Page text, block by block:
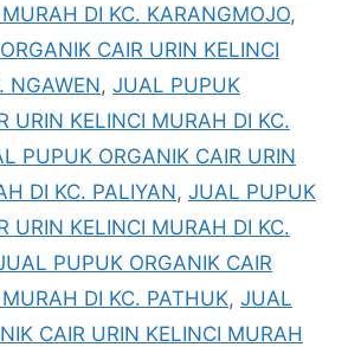
DI KC. KARANGMOJO,
CAIR URIN KELINCI
NGAWEN, JUAL PUPUK
URIN KELINCI MURAH DI KC.
PUPUK ORGANIK CAIR URIN
DI KC. PALIYAN, JUAL PUPUK
URIN KELINCI MURAH DI KC.
PUPUK ORGANIK CAIR
DI KC. PATHUK, JUAL
CAIR URIN KELINCI MURAH